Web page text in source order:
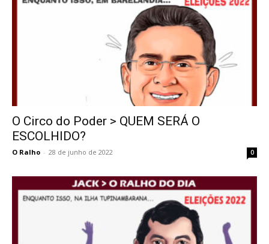
O Circo do Poder > QUEM SERÁ O
ESCOLHIDO?
O Ralho - 28 de junho de 2022 0